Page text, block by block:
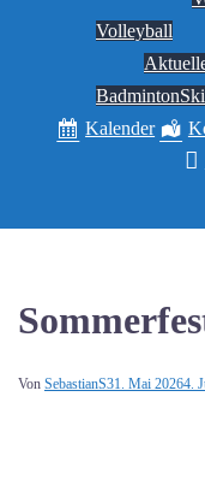
Volleyball
BadmintonSki
Kalender
Von SebastianS31. Mai 20264.